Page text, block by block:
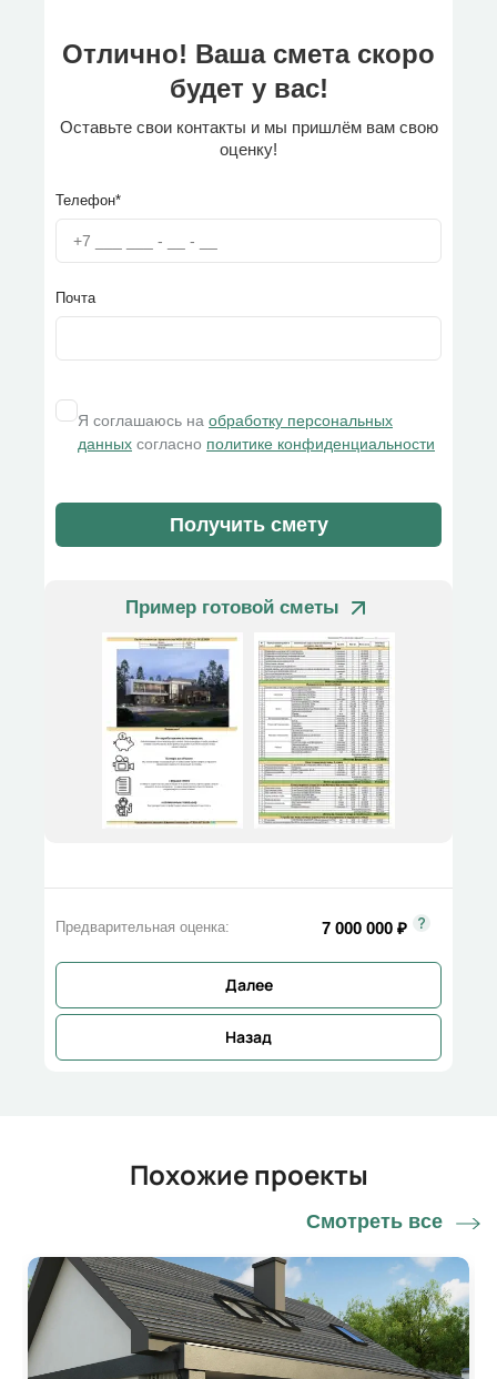
Отлично! Ваша смета скоро
будет у вас!
Оставьте свои контакты и мы пришлём вам свою
оценку!
Телефон*
Почта
Я соглашаюсь наобработку персональных
данных согласно политике конфиденциальности
Получить смету
Пример готовой сметы
Предварительная оценка: 7 000 000 ₽
Назад
Далее
Похожие проекты
Смотреть все